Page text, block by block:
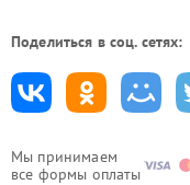
Мы принимаем
все формы оплаты
Поделиться в соц. сетях: